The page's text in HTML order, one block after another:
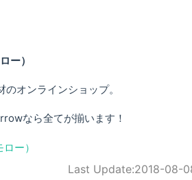
ー）
オンラインショップ。
なら全てが揃います！
Last Update:2018-08-